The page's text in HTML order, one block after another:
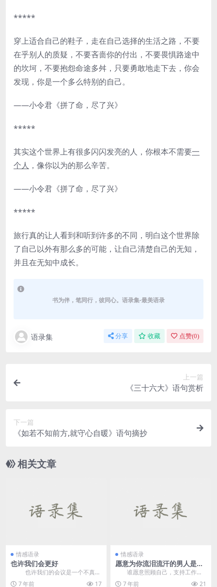
*****
穿上适合自己的鞋子，走在自己选择的生活之路，不要
在乎别人的质疑，不要吝啬你的付出，不要畏惧路途中
的坎坷，不要抱怨命途多舛，只要勇敢地走下去，你会
发现，你是一个多么特别的自己。
——小令君《拼了命，尽了兴》
*****
其实这个世界上有很多闪闪发亮的人，你根本不需要一
个人 ，像你以为的那么辛苦。
——小令君《拼了命，尽了兴》
*****
旅行真的让人看到和听到许多的不同，明白这个世界除
了自己以外有那么多的可能，让自己清楚自己的无知，
并且在无知中成长。
书为伴，笔同行，彼同心。语录集-最美语录
语录集 分享 收藏 点赞(0)
上一篇
《三十六大》语句赏析
下一篇
《如若不知前方,就守心自暖》语句摘抄
相关文章
情感语录
也许我们会更好
也许我们的会议是一个不真诚
的错误。在气馁之后，我仍然喜欢
7 年前 17
情感语录
愿意为你流泪流汗的男人是懂
你的
谁愿意照顾自己，支持工作，
辛劳和汗水为你的人，是用行动来
7 年前 21